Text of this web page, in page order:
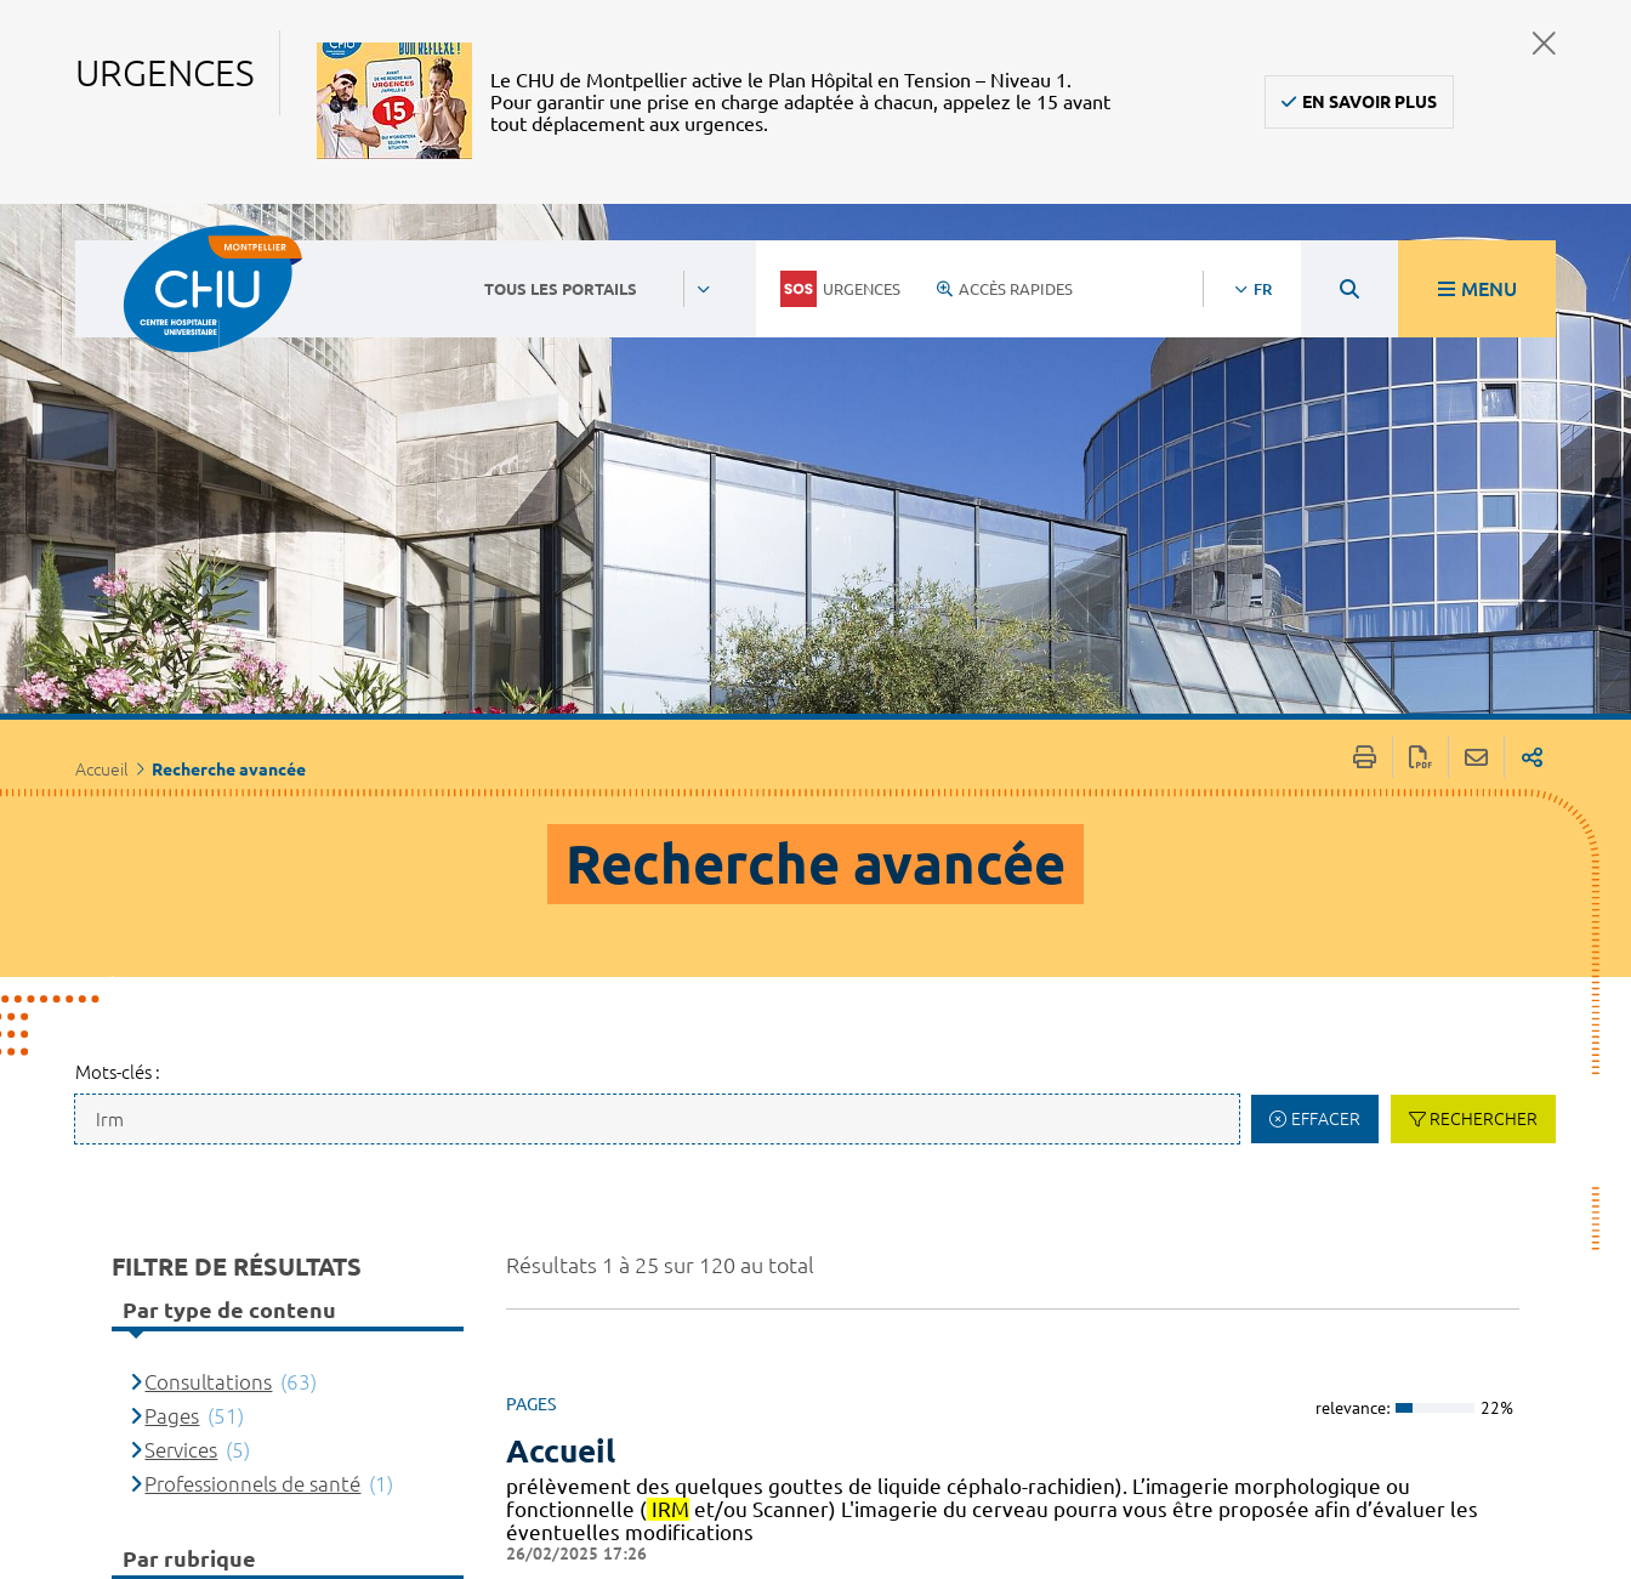
URGENCES
Le CHU de Montpellier active le Plan Hôpital en Tension – Niveau 1.
Pour garantir une prise en charge adaptée à chacun, appelez le 15 avant
tout déplacement aux urgences.
EN SAVOIR PLUS
TOUS LES PORTAILS URGENCES ACCÈS RAPIDES FR MENU
Accueil Recherche avancée
Recherche avancée
Mots-clés :
EFFACER RECHERCHER
Résultats 1 à 25 sur 120 au total
PAGES relevance: 22%
Accueil
prélèvement des quelques gouttes de liquide céphalo-rachidien). L’imagerie morphologique ou
fonctionnelle ( IRM et/ou Scanner) L'imagerie du cerveau pourra vous être proposée afin d’évaluer les
éventuelles modifications
26/02/2025 17:26
FILTRE DE RÉSULTATS
Par type de contenu
Consultations (63)
Pages (51)
Services (5)
Professionnels de santé (1)
Par rubrique